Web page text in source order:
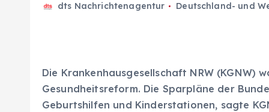
dts Nachrichtenagentur Deutschland- und
Die Krankenhausgesellschaft NRW (KGNW)
Gesundheitsreform. Die Sparpläne der
Geburtshilfen und Kinderstationen, sagte